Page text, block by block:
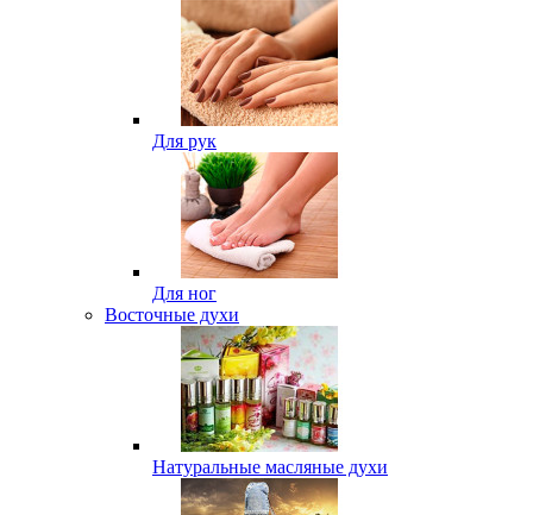
Для рук
Для ног
Восточные духи
Натуральные масляные духи